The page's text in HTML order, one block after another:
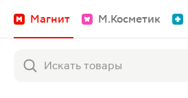
Магнит М.Косметик